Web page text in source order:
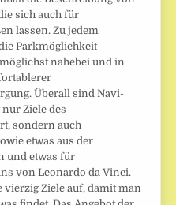
sich auch für
lassen. Zu jedem
Parkmöglichkeit
nahebei und in
Überall sind Navi-
Ziele des
sondern auch
etwas aus der
und etwas für
von Leonardo da Vinci.
Ziele auf, damit man